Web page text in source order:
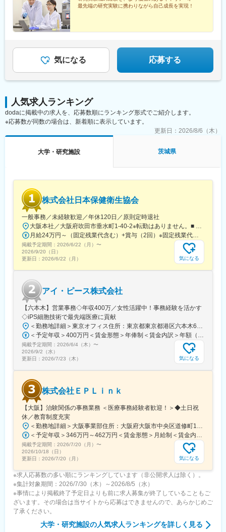
神奈川、千葉甲信越エリア…山梨、長野、新潟、東京東海エリ
ア…静岡、愛知、岐阜、三重北陸エリア…富山、石川、福井関西
エリア…滋賀、京都、大阪、兵庫、奈良、和歌山中四国エリア…
合、家賃補助が支給されます
木駅、千里中央駅(大阪モノレール)、大阪駅、三田駅(兵庫県)、三
宮・花時計前駅、西神中央駅、明石駅、加古川駅、岡山駅前駅、
倉敷駅、福山駅、八丁堀駅(広島県)、徳山駅、徳島駅、新居浜駅、
小倉駅(福岡県)、天神駅、大分駅、熊本城・市役所前駅、宮崎駅、
葉駅、東大前駅、立川駅、京急川崎駅、日吉町駅、新浜松駅、新
豊田駅、近鉄名古屋駅、電気ビル前駅、足羽山公園口駅、近鉄四
日市駅、四条駅(京都市営)、千里中央駅(北大阪急行)、西梅田駅、
旧居留地・大丸前駅、山陽明石駅、田町駅(岡山県)、胡町駅、眉山
ロープウェイ山麓駅、平和通駅、西鉄福岡駅、花畑町駅、高見橋
町駅、新静岡駅、浜松駅、名鉄名古屋駅、電鉄富山駅・エスタ前
駅、仁愛女子高校駅、四日市駅、京都河原町駅、大阪梅田駅(阪神
線)、貿易センター駅、西新町駅、新西大寺町筋駅、立町駅、天神
最先端の研究実験に携わりながら自己成長を実現！
気になる 応募する
人気求人ランキング
dodaに掲載中の求人を、応募数順にランキング形式でご紹介します。
※応募数が同数の場合は、新着順に表示しています。
更新日： 2026/8/6（木）
大学・研究施設 茨城県
株式会社日本保健衛生協会
一般事務／未経験歓迎／年休120日／原則定時退社
掲載予定期間： 2026/6/22（月） 〜
2026/9/20（日）
更新日： 2026/6/22（月） 気になる
アイ・ピース株式会社
【六本木】営業事務◇年収400万／女性活躍中！事務経験を活かす
◇iPS細胞技術で最先端医療に貢献
掲載予定期間： 2026/6/4（木） 〜
2026/9/2（水）
更新日： 2026/7/23（木） 気になる
株式会社ＥＰＬｉｎｋ
【大阪】治験関係の事務業務 ＜医療事務経験者歓迎！＞◆土日祝
休／教育制度充実
掲載予定期間： 2026/7/20（月） 〜
2026/10/18（日）
更新日： 2026/7/20（月） 気になる
※求人応募数の多い順にランキングしています（非公開求人は除く）。
※集計対象期間：2026/7/30（木）～2026/8/5（水）
※事情により掲載終了予定日よりも前に求人募集が終了していることもご
ざいます。その場合は当サイトから応募はできませんので、あらかじめご
了承ください。
大学・研究施設の人気求人ランキングを詳しく見る